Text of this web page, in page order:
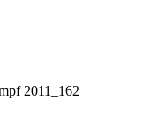
2011_162